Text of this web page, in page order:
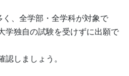
、全学部・全学科が対象で
学独自の試験を受けずに出願で
認しましょう。